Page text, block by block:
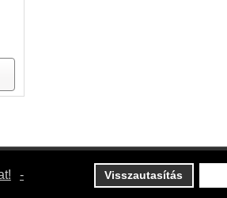
- Visszautasítás
DESIGNED BY: AS